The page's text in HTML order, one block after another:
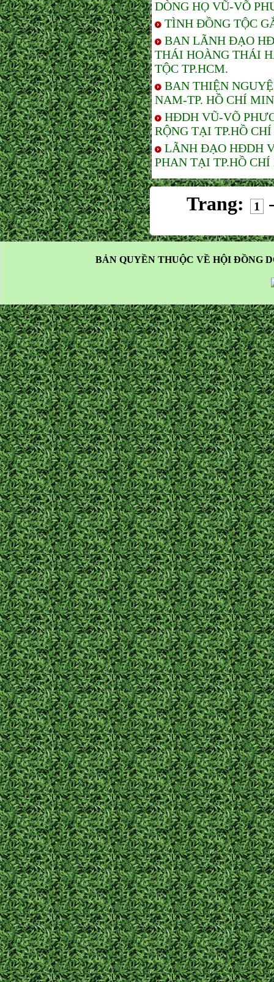
DÒNG HỌ VŨ-VÕ
TÌNH ĐỒNG TỘC
BAN LÃNH ĐẠO
THÁI HOÀNG THÁI
TỘC TP.HCM.
BAN THIỆN
NAM-TP. HỒ CHÍ
HĐDH VŨ-VÕ
RỘNG TẠI TP.HỒ
LÃNH ĐẠO HĐDH
PHAN TẠI TP.HỒ
Trang: 1
BẢN QUYỀN THUỘC VỀ HỘI ĐỒNG